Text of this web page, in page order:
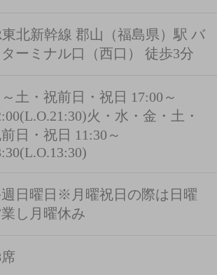
東北新幹線 郡山（福島県）駅 バ
ターミナル口（西口） 徒歩3分
～土・祝前日・祝日 17:00～
火・水・金・土・
日・祝日 11:30～
日曜日※月曜祝日の際は日曜
し月曜休み